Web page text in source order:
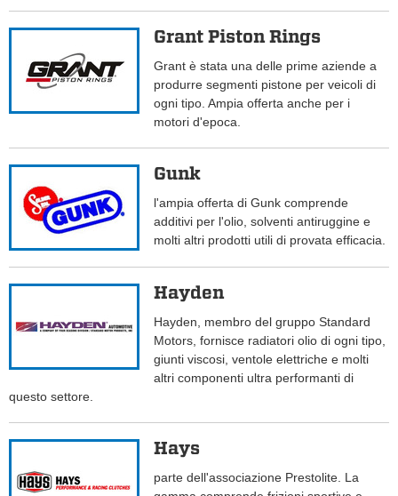
Grant Piston Rings
Grant è stata una delle prime aziende a
produrre segmenti pistone per veicoli di
ogni tipo. Ampia offerta anche per i
motori d'epoca.
Gunk
l'ampia offerta di Gunk comprende
additivi per l'olio, solventi antiruggine e
molti altri prodotti utili di provata efficacia.
Hayden
Hayden, membro del gruppo Standard
Motors, fornisce radiatori olio di ogni tipo,
giunti viscosi, ventole elettriche e molti
altri componenti ultra performanti di
questo settore.
Hays
parte dell'associazione Prestolite. La